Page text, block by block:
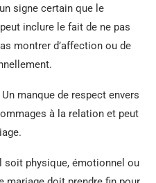
signe certain que le
inclure le fait de ne pas
montrer d’affection ou de
Un manque de respect envers
à la relation et peut
soit physique, émotionnel ou